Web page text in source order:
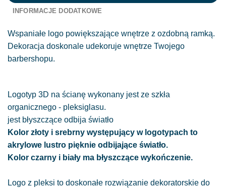
INFORMACJE DODATKOWE
Wspaniałe logo powiększające wnętrze z ozdobną ramką.
Dekoracja doskonale udekoruje wnętrze Twojego
barbershopu.
Logotyp 3D na ścianę wykonany jest ze szkła
organicznego - pleksiglasu.
jest błyszczące odbija światło
Kolor złoty i srebrny występujący w logotypach to
akrylowe lustro pięknie odbijające światło.
Kolor czarny i biały ma błyszczące wykończenie.
Logo z pleksi to doskonałe rozwiązanie dekoratorskie do